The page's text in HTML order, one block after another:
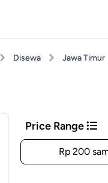
Disewa Jawa Timur
Price Range
Rp 200